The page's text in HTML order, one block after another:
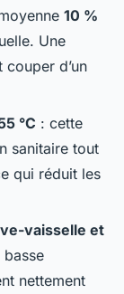
10 %
Une
d’un
°C : cette
sanitaire tout
qui réduit les
vaisselle et
nettement